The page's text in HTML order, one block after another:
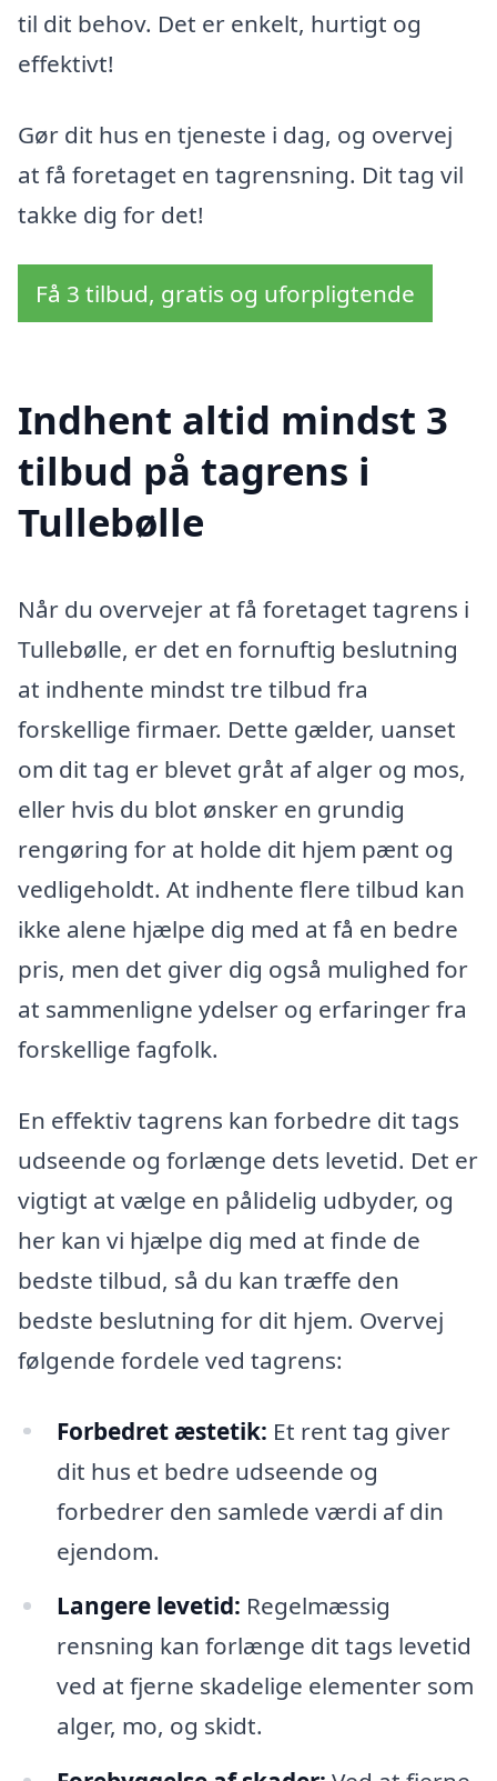
til dit behov. Det er enkelt, hurtigt og
effektivt!
Gør dit hus en tjeneste i dag, og overvej
at få foretaget en tagrensning. Dit tag vil
takke dig for det!
Få 3 tilbud, gratis og uforpligtende
Indhent altid mindst 3
tilbud på tagrens i
Tullebølle
Når du overvejer at få foretaget tagrens i
Tullebølle, er det en fornuftig beslutning
at indhente mindst tre tilbud fra
forskellige firmaer. Dette gælder, uanset
om dit tag er blevet gråt af alger og mos,
eller hvis du blot ønsker en grundig
rengøring for at holde dit hjem pænt og
vedligeholdt. At indhente flere tilbud kan
ikke alene hjælpe dig med at få en bedre
pris, men det giver dig også mulighed for
at sammenligne ydelser og erfaringer fra
forskellige fagfolk.
En effektiv tagrens kan forbedre dit tags
udseende og forlænge dets levetid. Det er
vigtigt at vælge en pålidelig udbyder, og
her kan vi hjælpe dig med at finde de
bedste tilbud, så du kan træffe den
bedste beslutning for dit hjem. Overvej
følgende fordele ved tagrens:
Forbedret æstetik: Et rent tag giver
dit hus et bedre udseende og
forbedrer den samlede værdi af din
ejendom.
Langere levetid: Regelmæssig
rensning kan forlænge dit tags levetid
ved at fjerne skadelige elementer som
alger, mo, og skidt.